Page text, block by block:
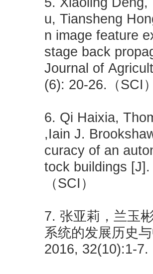
u, Tiansheng
n image feature
stage back
Journal of
(6): 20-26.（SCI
6. Qi Haixia,
,Iain J.
curacy of an
tock buildings
（SCI）
7. 张亚莉，兰玉
系统的发展历史
2016, 32(10):1-7.